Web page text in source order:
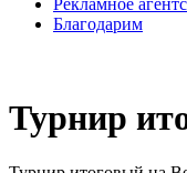
Рекламное
Благодарим
Турнир